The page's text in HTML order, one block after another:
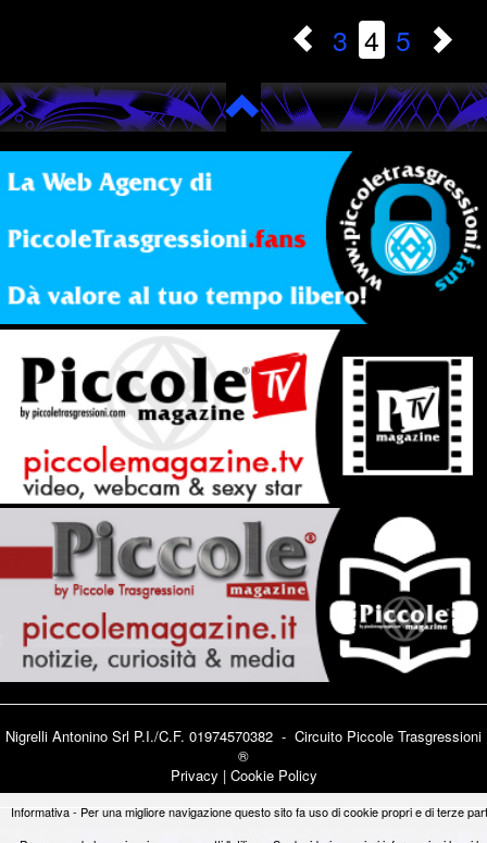
3 4 5
Nigrelli Antonino Srl P.I./C.F. 01974570382 - Circuito Piccole Trasgressioni
®
Privacy | Cookie Policy
Informativa - Per una migliore navigazione questo sito fa uso di cookie propri e di terze